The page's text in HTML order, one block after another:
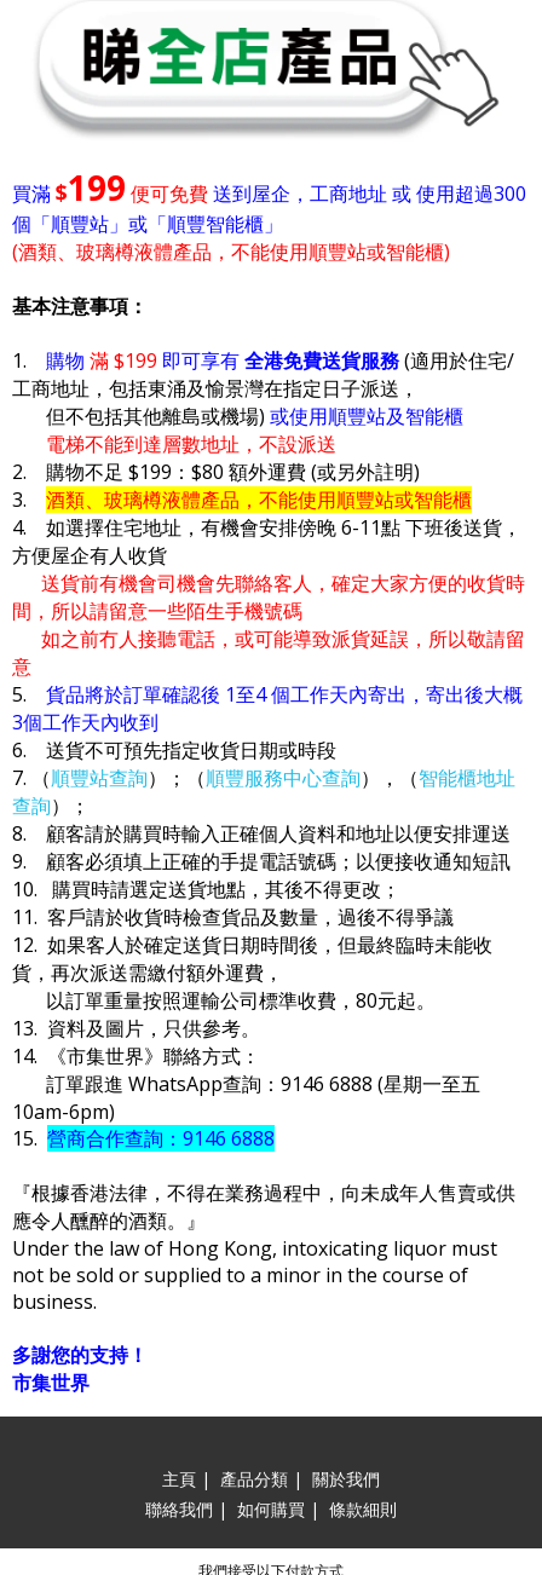
買滿$199 便可免費送到屋企，工商地址 或 使用超過300
個「順豐站」或「順豐智能櫃」
(酒類、玻璃樽液體產品，不能使用順豐站或智能櫃)
基本注意事項：
1. 購物 滿 $199 即可享有全港免費送貨服務(適用於住宅/
工商地址，包括東涌及愉景灣在指定日子派送，
但不包括其他離島或機場) 或使用順豐站及智能櫃
電梯不能到達層數地址，不設派送
2. 購物不足 $199：$80 額外運費 (或另外註明)
3. 酒類、玻璃樽液體產品，不能使用順豐站或智能櫃
4. 如選擇住宅地址，有機會安排傍晚 6-11點 下班後送貨，
方便屋企有人收貨
送貨前有機會司機會先聯絡客人，確定大家方便的收貨時
間，所以請留意一些陌生手機號碼
如之前冇人接聽電話，或可能導致派貨延誤，所以敬請留
意
5. 貨品將於訂單確認後 1至4 個工作天內寄出，寄出後大概
3個工作天內收到
6. 送貨不可預先指定收貨日期或時段
7. （順豐站查詢）；（順豐服務中心查詢），（智能櫃地址
查詢）；
8. 顧客請於購買時輸入正確個人資料和地址以便安排運送
9. 顧客必須填上正確的手提電話號碼；以便接收通知短訊
10. 購買時請選定送貨地點，其後不得更改；
11. 客戶請於收貨時檢查貨品及數量，過後不得爭議
12. 如果客人於確定送貨日期時間後，但最終臨時未能收
貨，再次派送需繳付額外運費，
以訂單重量按照運輸公司標準收費，80元起。
13. 資料及圖片，只供參考。
14. 《市集世界》聯絡方式：
訂單跟進 WhatsApp查詢：9146 6888 (星期一至五
10am-6pm)
15. 營商合作查詢：9146 6888
『根據香港法律，不得在業務過程中，向未成年人售賣或供
應令人醺醉的酒類。』
Under the law of Hong Kong, intoxicating liquor must
not be sold or supplied to a minor in the course of
business.
多謝您的支持！
市集世界
主頁 | 產品分類 | 關於我們
聯絡我們 | 如何購買 | 條款細則
我們接受以下付款方式